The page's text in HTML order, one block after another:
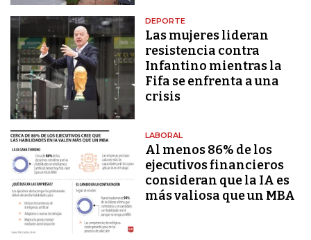
DEPORTE
Las mujeres lideran
resistencia contra
Infantino mientras la
Fifa se enfrenta a una
crisis
LABORAL
Al menos 86% de los
ejecutivos financieros
consideran que la IA es
más valiosa que un MBA